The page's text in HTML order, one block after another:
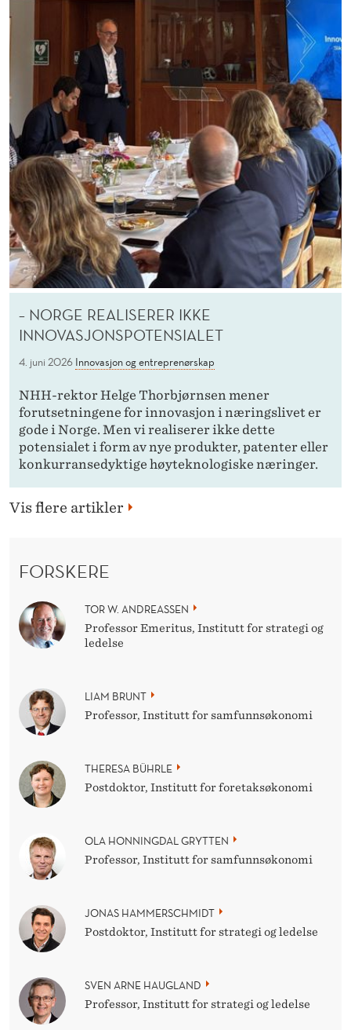
– NORGE REALISERER IKKE
INNOVASJONSPOTENSIALET
4. juni 2026 Innovasjon og entreprenørskap
NHH-rektor Helge Thorbjørnsen mener
forutsetningene for innovasjon i næringslivet er
gode i Norge. Men vi realiserer ikke dette
potensialet i form av nye produkter, patenter eller
konkurransedyktige høyteknologiske næringer.
Vis flere artikler
FORSKERE
TOR W. ANDREASSEN
Professor Emeritus, Institutt for strategi og
ledelse
LIAM BRUNT
Professor, Institutt for samfunnsøkonomi
THERESA BÜHRLE
Postdoktor, Institutt for foretaksøkonomi
OLA HONNINGDAL GRYTTEN
Professor, Institutt for samfunnsøkonomi
JONAS HAMMERSCHMIDT
Postdoktor, Institutt for strategi og ledelse
SVEN ARNE HAUGLAND
Professor, Institutt for strategi og ledelse